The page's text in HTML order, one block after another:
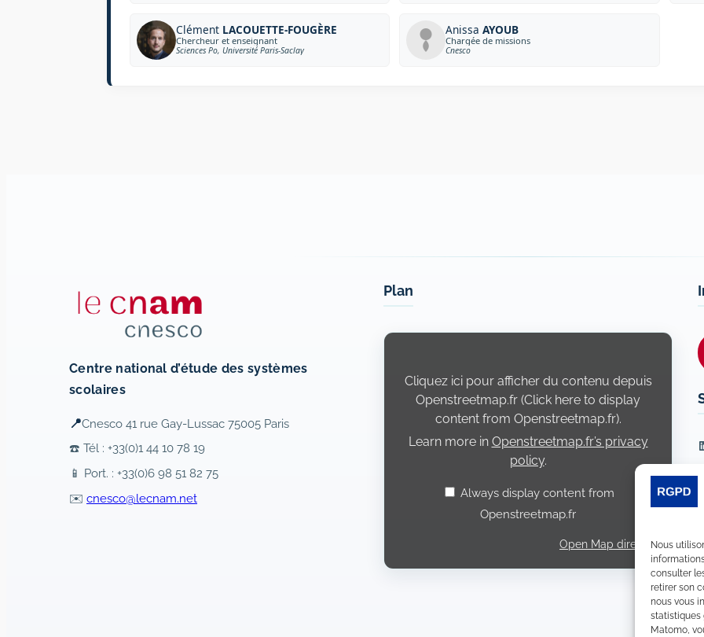
Nous
consulter
retirer son
nous vous
statistiques
Matomo,
Clément LACOUETTE-FOUGÈRE
Chercheur et enseignant
Sciences Po, Université Paris-Saclay
Anissa AYOUB
Chargée de missions
Cnesco
Centre national d’étude des systèmes
scolaires
📍Cnesco 41 rue Gay-Lussac 75005 Paris
☎️ Tél : +33(0)1 44 10 78 19
📱 Port. : +33(0)6 98 51 82 75
✉️ cnesco@lecnam.net
Plan
Display
Openstreetmap.fr
Cliquez ici pour afficher du contenu depuis
Openstreetmap.fr (Click here to display
content from Openstreetmap.fr).
Learn more in Openstreetmap.fr’s privacy
policy.
Always display content from
Openstreetmap.fr
Open Map directly